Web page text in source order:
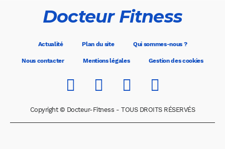
Docteur Fitness
Actualité Plan du site Qui sommes-nous ?
Nous contacter Mentions légales Gestion des cookies
Copyright © Docteur-Fitness - TOUS DROITS RÉSERVÉS